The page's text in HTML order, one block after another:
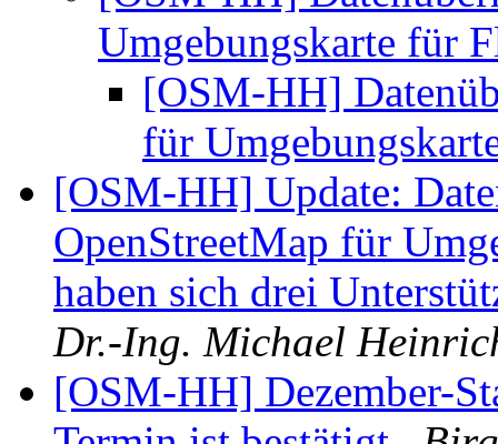
Umgebungskarte für
[OSM-HH]
für
[OSM-HH] Update:
OpenStreetMap für
haben sich drei
Dr.-Ing. Michael
[OSM-HH] Dezember-